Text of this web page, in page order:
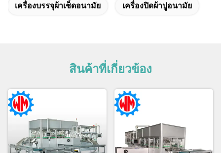
เครื่องบรรจุผ้าเช็ดอนามัย เครื่องปิดผ้าปูอนามัย
สินค้าที่เกี่ยวข้อง